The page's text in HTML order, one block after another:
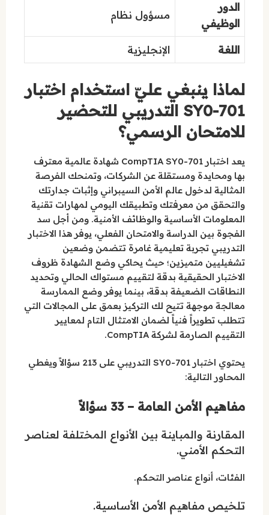
الدور
الوظيفي
مسؤول نظام
اللغة الإنجليزية
لماذا ينبغي عليّ استخدام اختبار
SY0-701 التدريبي للتحضير
للامتحان الرسمي؟
يعد اختبار CompTIA SY0-701 شهادة عالمية معترف
بها ومحايدة ومستقلة عن الشركات، وتمنحك الفرصة
المثالية لدخول عالم الأمن السيبراني وإثبات جدارتك
والتحقق من معرفتك وتطبيقك اليومي لمهارات تقنية
المعلومات الأساسية والوظائف الأمنية. ومن أجل سد
الفجوة بين الدراسة والامتحان الفعلي، يوفر هذا الاختبار
التدريبي تجربة تعليمية غامرة تتضمن وضعين
تشغيليين متميزين؛ حيث يحاكي وضع الشهادة ظروف
الاختبار الحقيقية بدقة لتقييم مستواك الحالي وتحديد
النطاقات الضعيفة بدقة، بينما يوفر وضع الممارسة
معالجة موجهة تتيح لك التركيز بعمق على المجالات التي
تتطلب تطويراً فنياً لضمان الامتثال التام لمعايير
التقييم الصارمة لشركة CompTIA.
يحتوي اختبار SY0-701 التدريبي على 213 سؤالاً ويغطي
المحاور التالية:
مفاهيم الأمن العامة – 33 سؤالاً
المقارنة والمباينة بين الأنواع المختلفة لعناصر
التحكم الأمني.
الفئات، أنواع عناصر التحكم.
تلخيص مفاهيم الأمن الأساسية.